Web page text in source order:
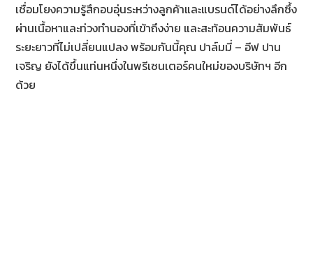
เชื่อมโยงความรู้สึกอบอุ่นระหว่างลูกค้าและแบรนด์ได้อย่างลึกซึ้ง
ผ่านเนื้อหาและท่วงทำนองที่เข้าถึงง่าย และสะท้อนความสัมพันธ์
ระยะยาวที่ไม่เปลี่ยนแปลง พร้อมกันนี้คุณ ปาล์มมี่ – อีฟ ปาน
เจริญ ยังได้ขึ้นแท่นหนึ่งในพรีเซนเตอร์คนใหม่ของบริษัทฯ อีก
ด้วย